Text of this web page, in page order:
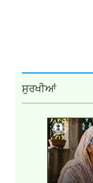
ਸੁਰਖੀਆਂ